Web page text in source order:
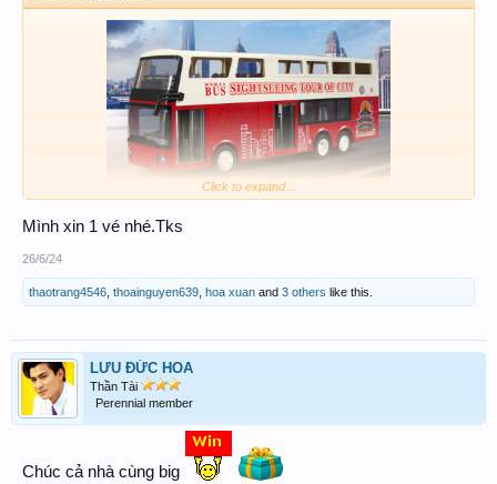
Click to expand...
Mình xin 1 vé nhé.Tks
26/6/24
thaotrang4546 thoainguyen639 hoa xuan and 3 others like this.
LƯU ĐỨC HOA
Thần Tài
Perennial member
Chúc cả nhà cùng big